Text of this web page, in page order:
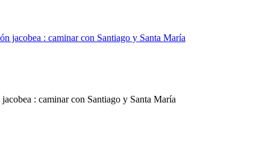
: caminar con Santiago y Santa María